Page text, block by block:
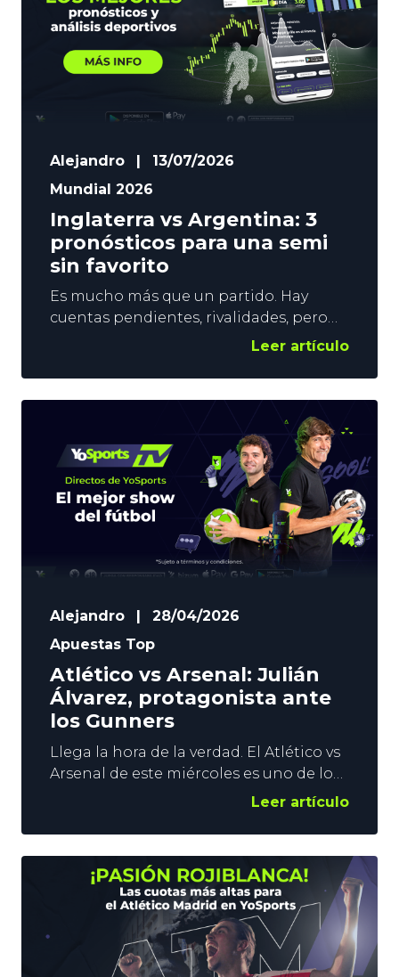
y mucho
Alejandro |
13/07/2026
Mundial 2026
Inglaterra vs Argentina: 3
pronósticos para una semi
sin favorito
Es mucho más que un partido. Hay
cuentas pendientes, rivalidades, pero
sobre todo, hay un billete para la Final
Argentina de este miércoles se
presenta como un encuentro igualado,
y con unas dosis de calidad y tensión
altísimas. En YoSports nos
mantenemos neutrales, pero os damos
3 pronósticos
Leer artículo
Alejandro
28/04/2026
Apuestas Top
Atlético vs Arsenal: Julián
Álvarez, protagonista ante
los Gunners
Llega la hora de la verdad. El Atlético vs
Arsenal de este miércoles es uno de los
grandes duelos de la temporada. El
Champions va a ser espectacular, y
YoSports quiere estar presente con un
Mercado Especial con color rojiblanco y
con un protagonista principal. Julián
Álvarez. Contenido: El
Leer artículo